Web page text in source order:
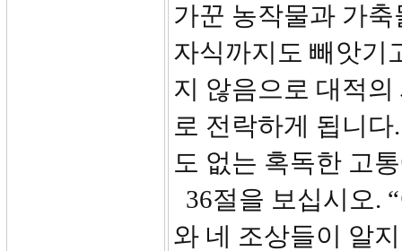
가꾼 농작물과 가
자식까지도 빼앗기
지 않음으로 대적
로 전락하게 됩니
도 없는 혹독한 고
36절을 보십시오.
와 네 조상들이 알